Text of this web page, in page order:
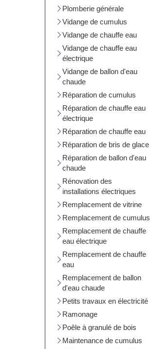
Plomberie générale
Vidange de cumulus
Vidange de chauffe eau
Vidange de chauffe eau
électrique
Vidange de ballon d'eau
chaude
Réparation de cumulus
Réparation de chauffe eau
électrique
Réparation de chauffe eau
Réparation de bris de glace
Réparation de ballon d'eau
chaude
Rénovation des
installations électriques
Remplacement de vitrine
Remplacement de cumulus
Remplacement de chauffe
eau électrique
Remplacement de chauffe
eau
Remplacement de ballon
d'eau chaude
Petits travaux en électricité
Ramonage
Poêle à granulé de bois
Maintenance de cumulus